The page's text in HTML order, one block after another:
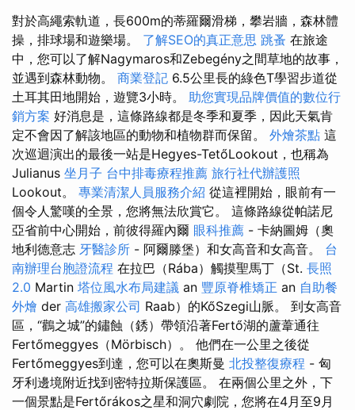
對於高繩索軌道，長600m的蒂羅爾滑梯，攀岩牆，森林體
操，排球場和遊樂場。 了解SEO的真正意思 跳蚤 在旅途
中，您可以了解Nagymaros和Zebegény之間草地的故事，
並遇到森林動物。 商業登記 6.5公里長的綠色T學習步道從
土耳其田地開始，遊覽3小時。 助您實現品牌價值的數位行
銷方案 好消息是，這條路線都是冬季和夏季，因此天氣肯
定不會因了解該地區的動物和植物群而保留。 外燴茶點 這
次巡迴演出的最後一站是Hegyes-TetőLookout，也稱為
Julianus 坐月子 台中排毒療程推薦 旅行社代辦護照
Lookout。 專業清潔人員服務介紹 從這裡開始，眼前有一
個令人驚嘆的全景，您將無法欣賞它。 這條路線從帕諾尼
亞省前中心開始，前彼得羅內爾 眼科推薦 - 卡納圖姆（奧
地利德意志 牙醫診所 - 阿爾滕堡）和女高音和女高音。 台
南辦理台胞證流程 在拉巴（Rába）觸摸聖馬丁（St. 長照
2.0 Martin 塔位風水布局建議 an 豐原脊椎矯正 an 自助餐
外燴 der 高雄搬家公司 Raab）的KőSzegi山脈。 到女高音
區，“鸛之城”的鏽蝕（銹）帶領沿著Fertő湖的蘆葦通往
Fertőmeggyes（Mörbisch）。 他們在一公里之後從
Fertőmeggyes到達，您可以在奧斯曼 北投整復療程 - 匈
牙利邊境附近找到密特拉斯保護區。 在兩個公里之外，下
一個景點是Fertőrákos之星和洞穴劇院，您將在4月至9月